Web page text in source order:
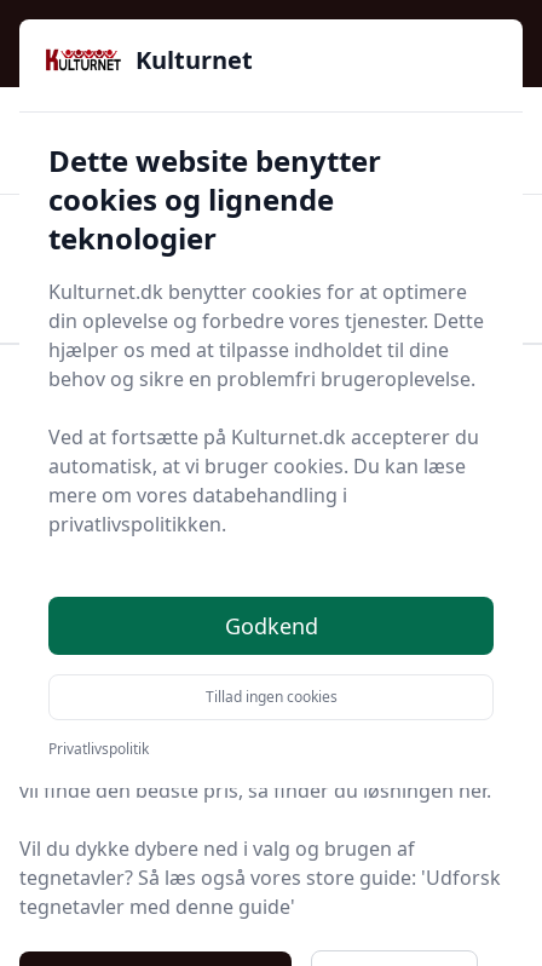
Kulturnet - Alt Det Gode I Livet | Din Kulturguide Siden
2016
97 kategorier 👍Kun godkendte butikker
Start søgning
Bolig og indretning
Terrasse og have
Topliste over de 17
bedste tegnetavler i
Find de bedste tegnetavler på Kulturnet! Vi har udvalgt
17 top-produkter, så du er sikret kvalitet og værdi.
om du leder efter en tegnetavle med fri fragt, eller du
vil finde den bedste pris, så finder du løsningen her.
Vil du dykke dybere ned i valg og brugen af
tegnetavler? Så læs også vores store guide: 'Udforsk
tegnetavler med denne guide'
Kulturnet
Dette website benytter
cookies og lignende
teknologier
Kulturnet.dk benytter cookies for at optimere
din oplevelse og forbedre vores tjenester. Dette
hjælper os med at tilpasse indholdet til dine
behov og sikre en problemfri brugeroplevelse.
Ved at fortsætte på Kulturnet.dk accepterer du
automatisk, at vi bruger cookies. Du kan læse
mere om vores databehandling i
privatlivspolitikken.
Godkend
Tillad ingen cookies
Privatlivspolitik